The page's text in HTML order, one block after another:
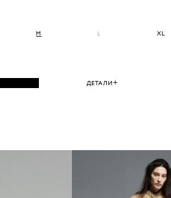
M L XL
ДЕТАЛИ